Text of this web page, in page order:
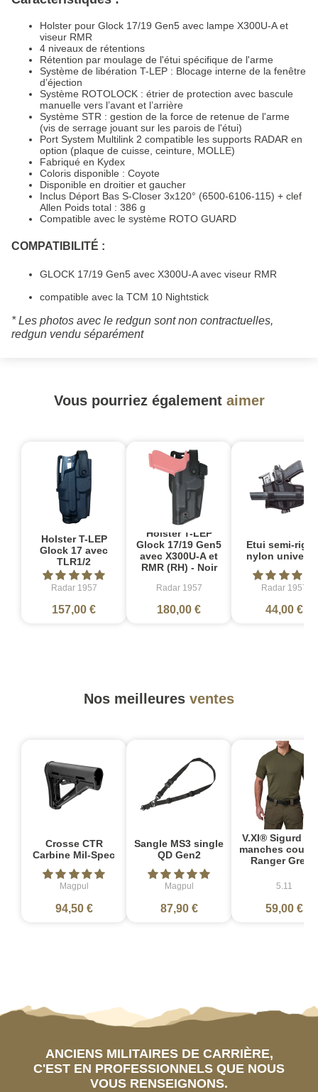
Holster pour Glock 17/19 Gen5 avec lampe X300U-A et
viseur RMR
4 niveaux de rétentions
Rétention par moulage de l'étui spécifique de l'arme
Système de libération T-LEP : Blocage interne de la fenêtre
d’éjection
Système ROTOLOCK : étrier de protection avec bascule
manuelle vers l’avant et l’arrière
Système STR : gestion de la force de retenue de l'arme
(vis de serrage jouant sur les parois de l'étui)
Port System Multilink 2 compatible les supports RADAR en
option (plaque de cuisse, ceinture, MOLLE)
Fabriqué en Kydex
Coloris disponible : Coyote
Disponible en droitier et gaucher
Inclus Déport Bas S-Closer 3x120° (6500-6106-115) + clef
Allen Poids total : 386 g
Compatible avec le système ROTO GUARD
COMPATIBILITÉ :
GLOCK 17/19 Gen5 avec X300U-A avec viseur RMR
compatible avec la TCM 10 Nightstick
* Les photos avec le redgun sont non contractuelles,
redgun vendu séparément
Vous pourriez également aimer
Holster T-LEP
Glock 17 avec
TLR1/2
Radar 1957
157,00 €
Holster T-LEP
Glock 17/19 Gen5
avec X300U-A et
RMR (RH) - Noir
Radar 1957
180,00 €
Etui semi-
nylon
Radar 1957
44,00 €
Nos meilleures ventes
Crosse CTR
Carbine Mil-Spec
Magpul
94,50 €
Sangle MS3 single
QD Gen2
Magpul
87,90 €
V.XI® Sigurd
manches
Ranger Green
5.11
59,00 €
ANCIENS MILITAIRES DE CARRIÈRE,
C'EST EN PROFESSIONNELS QUE NOUS
VOUS RENSEIGNONS.